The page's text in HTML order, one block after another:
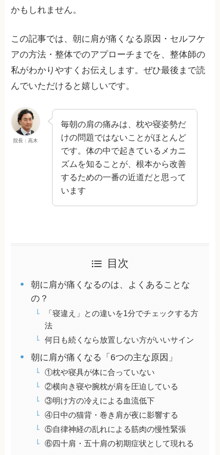
かもしれません。
この記事では、朝に肩が痛くなる原因・セルフケ
アの方法・整体でのアプローチまでを、整体師の
私がわかりやすくお伝えします。ぜひ最後まで読
んでいただけると嬉しいです。
院長：高木
毎朝の肩の痛みは、枕や寝姿勢だ
けの問題ではないことがほとんど
です。体の中で起きているメカニ
ズムを知ることが、根本から改善
するための一番の近道だと思って
います
目次
朝に肩が痛くなるのは、よくあることな
の？
「寝違え」との違いを1分でチェックする方
法
何日も続くなら放置しない方がいいサイン
朝に肩が痛くなる「6つの主な原因」
①枕や寝具が体に合っていない
②横向き寝や腕枕が肩を圧迫している
③明け方の冷えによる血流低下
④日中の猫背・巻き肩が夜に影響する
⑤自律神経の乱れによる筋肉の慢性緊張
⑥四十肩・五十肩の初期症状として現れる